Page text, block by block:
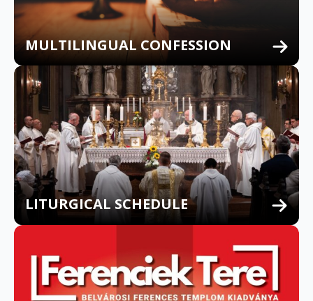
MULTILINGUAL CONFESSION
LITURGICAL SCHEDULE